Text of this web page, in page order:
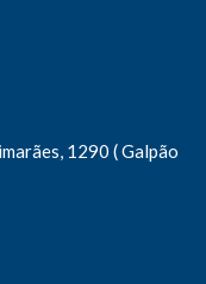
1290 ( Galpão